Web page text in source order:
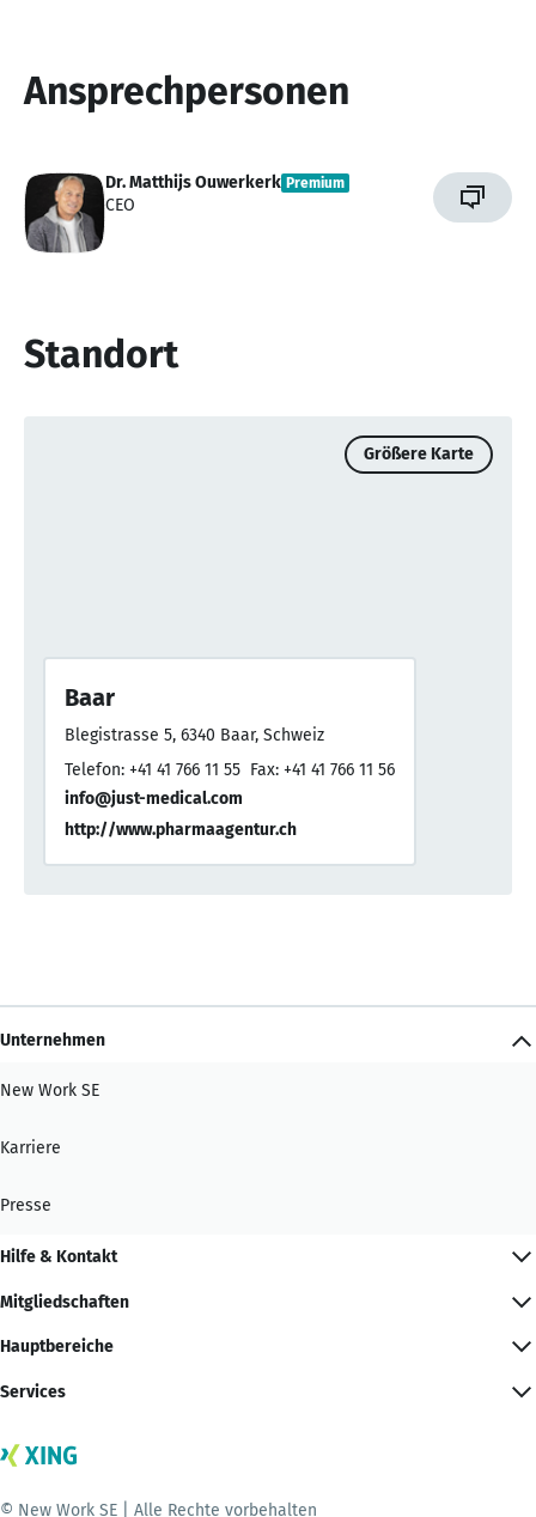
Ansprechpersonen
Dr. Matthijs Ouwerkerk Premium
CEO
Standort
Größere Karte
Baar
Blegistrasse 5, 6340 Baar, Schweiz
Telefon: +41 41 766 11 55 Fax: +41 41 766 11 56
info@just-medical.com
http://www.pharmaagentur.ch
Unternehmen
New Work SE
Karriere
Presse
Hilfe & Kontakt
Mitgliedschaften
Hauptbereiche
Services
© New Work SE | Alle Rechte vorbehalten